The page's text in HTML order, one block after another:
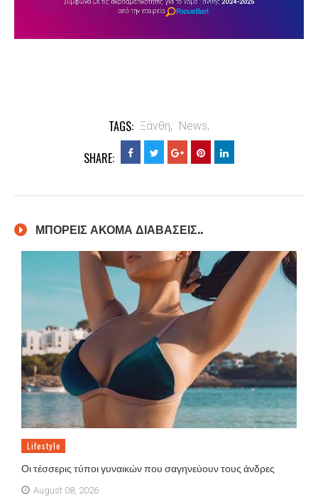
TAGS: Ξάνθη, News,
SHARE:
ΜΠΟΡΕΙΣ ΑΚΟΜΑ ΔΙΑΒΑΣΕΙΣ..
Lifestyle
Οι τέσσερις τύποι γυναικών που σαγηνεύουν τους άνδρες
August 08, 2026